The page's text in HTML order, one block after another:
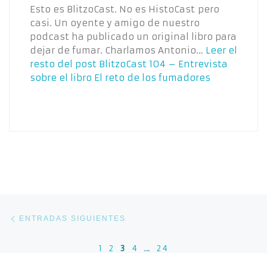
Esto es BlitzoCast. No es HistoCast pero
casi. Un oyente y amigo de nuestro
podcast ha publicado un original libro para
dejar de fumar. Charlamos Antonio… Leer el
resto del post BlitzoCast 104 – Entrevista
sobre el libro El reto de los fumadores
Navegación de entradas
ENTRADAS SIGUIENTES
1 2 3 4 … 24